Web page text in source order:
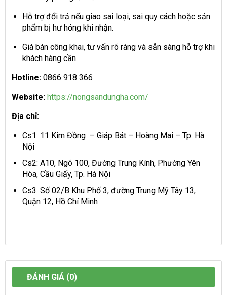
Hỗ trợ đổi trả nếu giao sai loại, sai quy cách hoặc sản
phẩm bị hư hỏng khi nhận.
Giá bán công khai, tư vấn rõ ràng và sẵn sàng hỗ trợ khi
khách hàng cần.
Hotline: 0866 918 366
Website: https://nongsandungha.com/
Địa chỉ:
Cs1: 11 Kim Đồng – Giáp Bát – Hoàng Mai – Tp. Hà
Nội
Cs2: A10, Ngõ 100, Đường Trung Kính, Phường Yên
Hòa, Cầu Giấy, Tp. Hà Nội
Cs3: Số 02/B Khu Phố 3, đường Trung Mỹ Tây 13,
Quận 12, Hồ Chí Minh
ĐÁNH GIÁ (0)